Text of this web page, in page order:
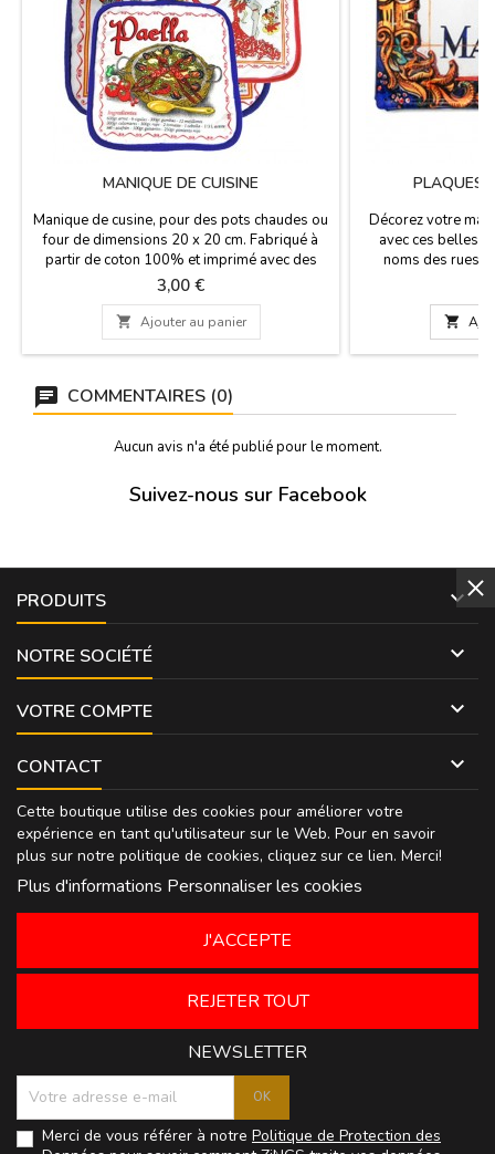
MANIQUE DE CUISINE
Manique de cusine, pour des pots chaudes ou
four de dimensions 20 x 20 cm. Fabriqué à
partir de coton 100% et imprimé avec des
motifs différents de l'Espagne, Espagnol
Danse Flamenco, monuments de Madrid, avec
cerceau de bois pour accrocher. A côté motif
et de l'autre côté de couleur unie.Lavage
maximale de 30 °. Vous pouvez repasser. Ne
Prix
3,00 €
 Ajouter au panier
PLAQUES
Décorez votre
avec ces belles
noms des rues
d'épaisseur,
déformation et
surélevée tout
quatre

COMMENTAIRES (0)
Aucun avis n'a été publié pour le moment.
Suivez-nous sur Facebook
PRODUITS 
NOTRE SOCIÉTÉ 
VOTRE COMPTE 
CONTACT 
Cette boutique utilise des cookies pour améliorer votre
expérience en tant qu'utilisateur sur le Web. Pour en savoir
plus sur notre politique de cookies, cliquez sur ce lien. Merci!
Plus d'informations Personnaliser les cookies
REJETER TOUT
J'ACCEPTE
NEWSLETTER
Merci de vous référer à notre Politique de Protection des